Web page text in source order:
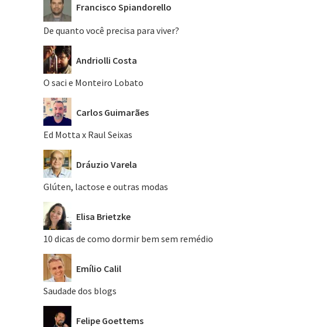
Francisco Spiandorello
De quanto você precisa para viver?
Andriolli Costa
O saci e Monteiro Lobato
Carlos Guimarães
Ed Motta x Raul Seixas
Dráuzio Varela
Glúten, lactose e outras modas
Elisa Brietzke
10 dicas de como dormir bem sem remédio
Emílio Calil
Saudade dos blogs
Felipe Goettems